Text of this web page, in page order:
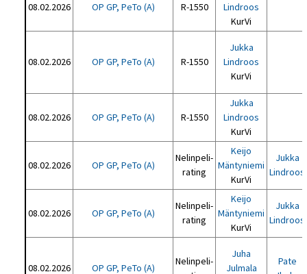
08.02.2026 OP GP, PeTo (A) R-1550
Lindroos
KurVi
08.02.2026 OP GP, PeTo (A) R-1550
Jukka
Lindroos
KurVi
08.02.2026 OP GP, PeTo (A) R-1550
Jukka
Lindroos
KurVi
08.02.2026 OP GP, PeTo (A)
Nelinpeli-
rating
Keijo
Mäntyniemi
KurVi
Jukka
Lindroos
08.02.2026 OP GP, PeTo (A)
Nelinpeli-
rating
Keijo
Mäntyniemi
KurVi
Jukka
Lindroos
08.02.2026 OP GP, PeTo (A)
Nelinpeli-
Juha
Julmala
Pate